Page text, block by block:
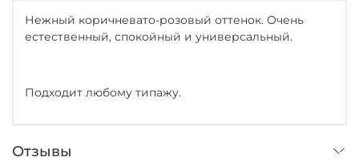
Нежный коричневато-розовый оттенок. Очень
естественный, спокойный и универсальный.
Подходит любому типажу.
Отзывы